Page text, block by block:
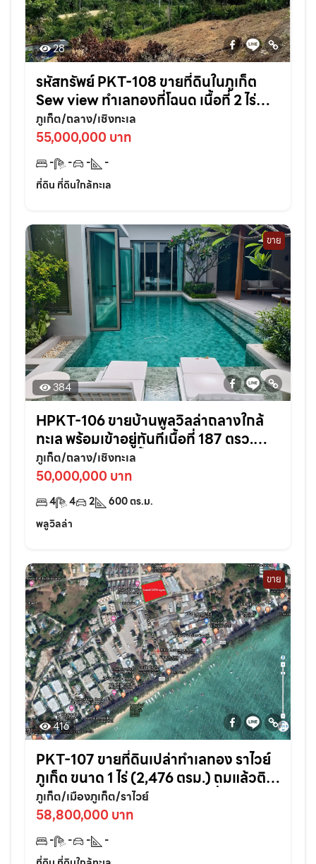
28
รหัสทรัพย์ PKT-108 ขายที่ดินในภูเก็ต
Sew view ทำเลทองที่โฉนด เนื้อที่ 2 ไร่
ล้อมด้วยวิวเขา มองเห็นทะเล สวยสงบ
มาก ติดถนนสาธารณะสะดวก ต.เชิงทะเล
ถลาง
ภูเก็ต/ถลาง/เชิงทะเล
55,000,000 บาท
- - -
-
ที่ดิน ที่ดินใกล้ทะเล
ขาย
384
HPKT-106 ขายบ้านพูลวิลล่าถลางใกล้
ทะเล พร้อมเข้าอยู่ทันทีเนื้อที่ 187 ตรว.
4ห้องนอน 4ห้องน้ำ จ.ภูเก็ต
ภูเก็ต/ถลาง/เชิงทะเล
50,000,000 บาท
4 4 2 600ตร.ม.
พลูวิลล่า
ขาย
416
PKT-107 ขายที่ดินเปล่าทำเลทอง ราไวย์
ภูเก็ต ขนาด 1 ไร่ (2,476 ตรม.) ถมแล้วติด
ถนน2ด้านอยู่ในแหล่งนักท่องเที่ยว เมือง
ภูเก็ต
ภูเก็ต/เมืองภูเก็ต/ราไวย์
58,800,000 บาท
- - -
-